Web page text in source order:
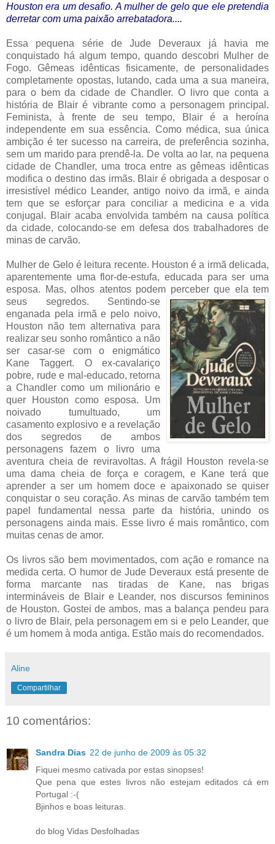
Houston era um desafio. A mulher de gelo que ele pretendia
derretar com uma paixão arrebatadora....
Essa pequena série de Jude Deveraux já havia me
conquistado há algum tempo, quando descobri Mulher de
Fogo. Gêmeas idênticas fisicamente, de personalidades
completamente opostas, lutando, cada uma a sua maneira,
para o bem da cidade de Chandler. O livro que conta a
história de Blair é vibrante como a personagem principal.
Feminista, à frente de seu tempo, Blair é a heroína
independente em sua essência. Como médica, sua única
ambição é ter sucesso na carreira, de preferência sozinha,
sem um marido para prendê-la. De volta ao lar, na pequena
cidade de Chandler, uma troca entre as gêmeas idênticas
modifica o destino das irmãs. Blair é obrigada a desposar o
irresistível médico Leander, antigo noivo da irmã, e ainda
tem que se esforçar para conciliar a medicina e a vida
conjugal. Blair acaba envolvida também na causa política
da cidade, colocando-se em defesa dos trabalhadores de
minas de carvão.
Mulher de Gelo é leitura recente. Houston é a irmã delicada,
aparentemente uma flor-de-estufa, educada para ser uma
esposa. Mas, olhos atentos podem perceber que ela tem
seus segredos. Sentindo-se
enganada pela irmã e pelo noivo,
Houston não tem alternativa para
realizar seu sonho romântico a não
ser casar-se com o enigmático
Kane Taggert. O ex-cavalariço
pobre, rude e mal-educado, retorna
a Chandler como um milionário e
quer Houston como esposa. Um
noivado tumultuado, um
casamento explosivo e a revelação
dos segredos de ambos
personagens fazem o livro uma
aventura cheia de reviravoltas. A frágil Houston revela-se
uma dama cheia de força e coragem, e Kane terá que
aprender a ser um homem doce e apaixonado se quiser
conquistar o seu coração. As minas de carvão também tem
papel fundamental nessa parte da história, unindo os
personagens ainda mais. Esse livro é mais romântico, com
muitas cenas de amor.
Os livros são bem movimentados, com ação e romance na
medida certa. O humor de Jude Deveraux está presente de
forma marcante nas tiradas de Kane, nas brigas
intermináveis de Blair e Leander, nos discursos femininos
de Houston. Gostei de ambos, mas a balança pendeu para
o livro de Blair, pela personagem em si e pelo Leander, que
é um homem à moda antiga. Estão mais do recomendados.
Aline
Compartilhar
10 comentários:
Sandra Dias 22 de junho de 2009 às 05:32
Fiquei mesmo cativada por estas sinopses!
Que pena que estes livros não estejam editados cá em
Portugal :-(
Bjinhos e boas leituras.
do blog Vidas Desfolhadas